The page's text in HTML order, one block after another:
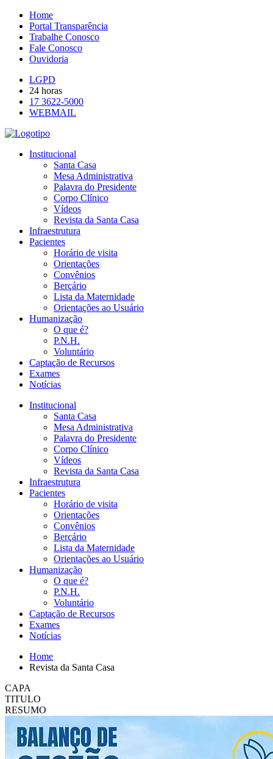
Home
Portal Transparência
Trabalhe Conosco
Fale Conosco
Ouvidoria
LGPD
24 horas
17 3622-5000
WEBMAIL
Institucional
Santa Casa
Mesa Administrativa
Palavra do Presidente
Corpo Clínico
Vídeos
Revista da Santa Casa
Infraestrutura
Pacientes
Horário de visita
Orientações
Convênios
Berçário
Lista da Maternidade
Orientações ao Usuário
Humanização
O que é?
P.N.H.
Voluntário
Captação de Recursos
Exames
Notícias
Institucional
Santa Casa
Mesa Administrativa
Palavra do Presidente
Corpo Clínico
Vídeos
Revista da Santa Casa
Infraestrutura
Pacientes
Horário de visita
Orientações
Convênios
Berçário
Lista da Maternidade
Orientações ao Usuário
Humanização
O que é?
P.N.H.
Voluntário
Captação de Recursos
Exames
Notícias
Home
Revista da Santa Casa
CAPA
TITULO
RESUMO